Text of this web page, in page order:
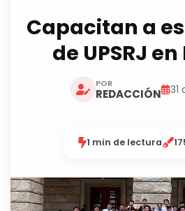
Capacitan a
de UPSRJ
POR
REDACCIÓN 31
1 min de lectura